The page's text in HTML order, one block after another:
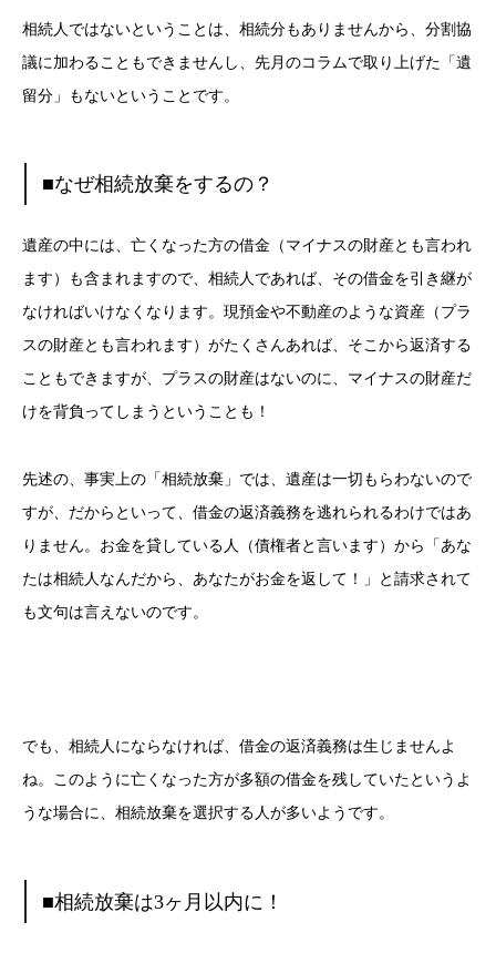
相続人ではないということは、相続分もありませんから、分割協
議に加わることもできませんし、先月のコラムで取り上げた「遺
留分」もないということです。
■なぜ相続放棄をするの？
遺産の中には、亡くなった方の借金（マイナスの財産とも言われ
ます）も含まれますので、相続人であれば、その借金を引き継が
なければいけなくなります。現預金や不動産のような資産（プラ
スの財産とも言われます）がたくさんあれば、そこから返済する
こともできますが、プラスの財産はないのに、マイナスの財産だ
けを背負ってしまうということも！
先述の、事実上の「相続放棄」では、遺産は一切もらわないので
すが、だからといって、借金の返済義務を逃れられるわけではあ
りません。お金を貸している人（債権者と言います）から「あな
たは相続人なんだから、あなたがお金を返して！」と請求されて
も文句は言えないのです。
でも、相続人にならなければ、借金の返済義務は生じませんよ
ね。このように亡くなった方が多額の借金を残していたというよ
うな場合に、相続放棄を選択する人が多いようです。
■相続放棄は3ヶ月以内に！